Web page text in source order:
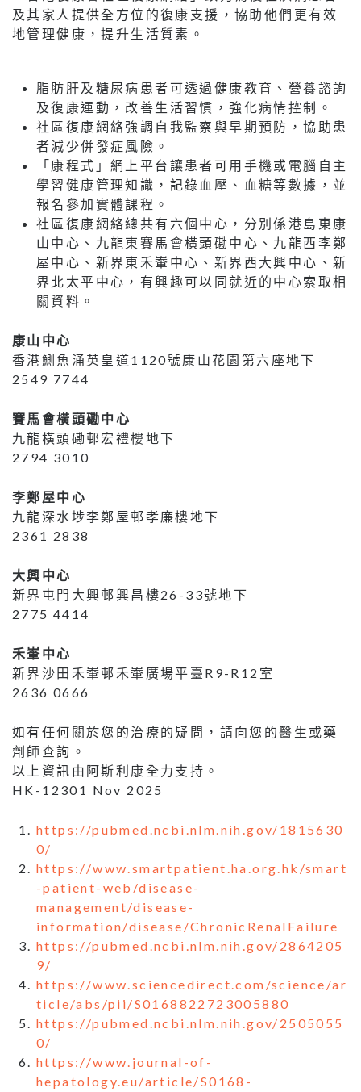
及其家人提供全方位的復康支援，協助他們更有效
地管理健康，提升生活質素。
脂肪肝及糖尿病患者可透過健康教育、營養諮詢
及復康運動，改善生活習慣，強化病情控制。
社區復康網絡強調自我監察與早期預防，協助患
者減少併發症風險。
「康程式」網上平台讓患者可用手機或電腦自主
學習健康管理知識，記錄血壓、血糖等數據，並
報名參加實體課程。
社區復康網絡總共有六個中心，分別係港島東康
山中心、九龍東賽馬會橫頭磡中心、九龍西李鄭
屋中心、新界東禾輋中心、新界西大興中心、新
界北太平中心，有興趣可以同就近的中心索取相
關資料。
康山中心
香港鰂魚涌英皇道1120號康山花園第六座地下
2549 7744
賽馬會橫頭磡中心
九龍橫頭磡邨宏禮樓地下
2794 3010
李鄭屋中心
九龍深水埗李鄭屋邨孝廉樓地下
2361 2838
大興中心
新界屯門大興邨興昌樓26-33號地下
2775 4414
禾輋中心
新界沙田禾輋邨禾輋廣場平臺R9-R12室
2636 0666
如有任何關於您的治療的疑問，請向您的醫生或藥
劑師查詢。
以上資訊由阿斯利康全力支持。
HK-12301 Nov 2025
https://pubmed.ncbi.nlm.nih.gov/1815630
0/
https://www.smartpatient.ha.org.hk/smart
-patient-web/disease-
management/disease-
information/disease/ChronicRenalFailure
https://pubmed.ncbi.nlm.nih.gov/2864205
9/
https://www.sciencedirect.com/science/ar
ticle/abs/pii/S0168822723005880
https://pubmed.ncbi.nlm.nih.gov/2505055
0/
https://www.journal-of-
hepatology.eu/article/S0168-